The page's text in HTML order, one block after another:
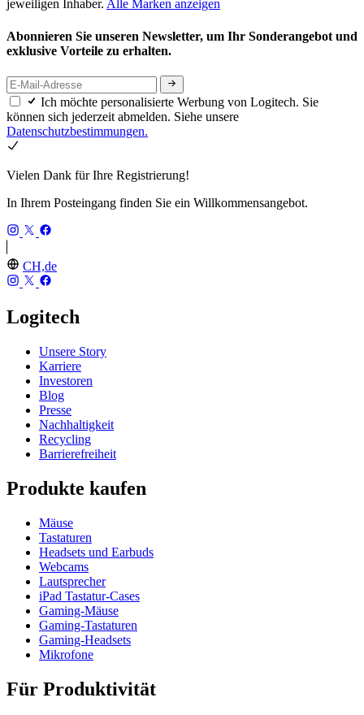
jeweiligen Inhaber. Alle Marken anzeigen
Abonnieren Sie unseren Newsletter, um Ihr Sonderangebot und
exklusive Vorteile zu erhalten.
Ich möchte personalisierte Werbung von Logitech. Sie
können sich jederzeit abmelden. Siehe unsere
Datenschutzbestimmungen.
Vielen Dank für Ihre Registrierung!
In Ihrem Posteingang finden Sie ein Willkommensangebot.
CH,de
Logitech
Unsere Story
Karriere
Investoren
Blog
Presse
Nachhaltigkeit
Recycling
Barrierefreiheit
Produkte kaufen
Mäuse
Tastaturen
Headsets und Earbuds
Webcams
Lautsprecher
iPad Tastatur-Cases
Gaming-Mäuse
Gaming-Tastaturen
Gaming-Headsets
Mikrofone
Für Produktivität